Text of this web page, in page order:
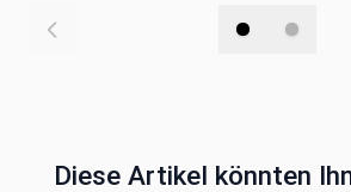
Diese Artikel könnten